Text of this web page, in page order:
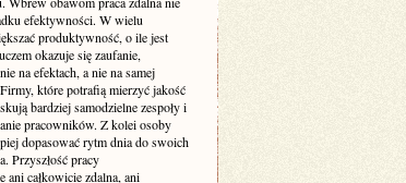
efektywności. W wielu
produktywność, o ile jest
okazuje się zaufanie,
na efektach, a nie na samej
które potrafią mierzyć jakość
bardziej samodzielne zespoły i
pracowników. Z kolei osoby
dopasować rytm dnia do swoich
Przyszłość pracy
ani całkowicie zdalna, ani